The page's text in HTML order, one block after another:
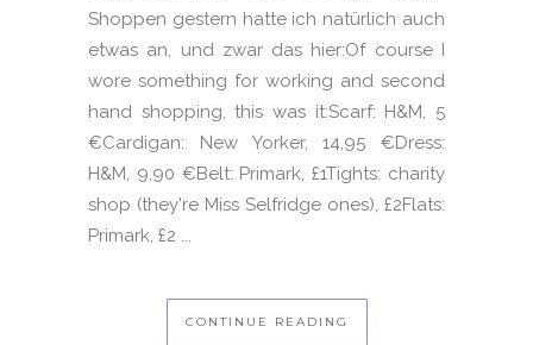
Shoppen gestern hatte ich natürlich auch
etwas an, und zwar das hier:Of course I
wore something for working and second
hand shopping, this was it:Scarf: H&M, 5
€Cardigan: New Yorker, 14,95 €Dress:
H&M, 9,90 €Belt: Primark, £1Tights: charity
shop (they're Miss Selfridge ones), £2Flats:
Primark, £2 ...
CONTINUE READING